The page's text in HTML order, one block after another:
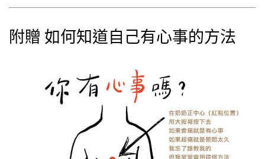
附贈 如何知道自己有心事的方法